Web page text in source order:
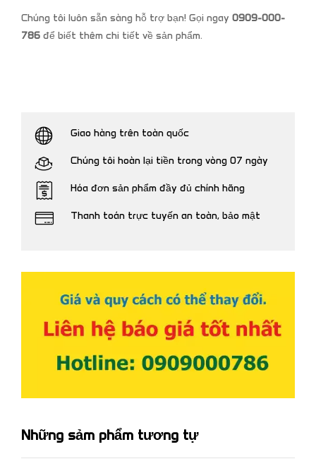
Chúng tôi luôn sẵn sàng hỗ trợ bạn! Gọi ngay 0909-000-
786 để biết thêm chi tiết về sản phẩm.
Giao hàng trên toàn quốc
Chúng tôi hoàn lại tiền trong vòng 07 ngày
Hóa đơn sản phẩm đầy đủ chính hãng
Thanh toán trực tuyến an toàn, bảo mật
Những sảm phẩm tương tự